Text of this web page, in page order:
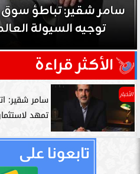
سامر شقير: تباطؤ سوق
توجيه السيولة
الأكثر قراءة
الأخبار
تمهد